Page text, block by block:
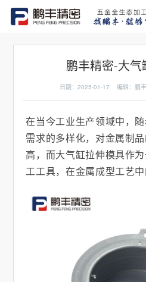
鹏丰精密-大
日期：2025-01-17 编辑：鹏
在当今工业生产领域中，
需求的多样化，对金属制
高，而大气缸拉伸模具作
工工具，在金属成型工艺中